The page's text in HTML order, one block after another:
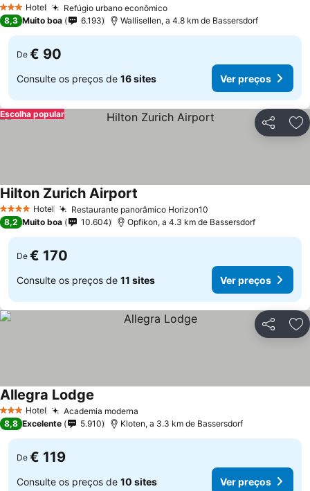
3 EstrelasHotel
Refúgio urbano econômico
8,3 Muito boa 6.193 Wallisellen, a 4.8 km de Bassersdorf
De € 90
Consulte os preços de 16 sites Ver preços
Partilhar
Escolha popular
4 EstrelasHotel Restaurante panorâmico Horizon10
Hilton Zurich Airport
8,2 Muito boa 10.604 Opfikon, a 4.3 km de Bassersdorf
De € 170
Consulte os preços de 11 sites Ver preços
Partilhar
3 EstrelasHotel Academia moderna
Allegra Lodge
8,8 Excelente 5.910 Kloten, a 3.3 km de Bassersdorf
De € 119
Consulte os preços de 10 sites Ver preços